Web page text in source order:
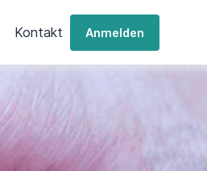
Kontakt Anmelden